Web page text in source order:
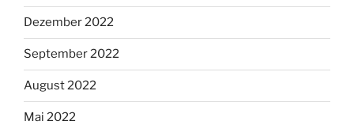
Dezember 2022
September 2022
August 2022
Mai 2022